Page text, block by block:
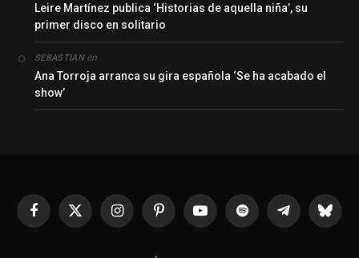
Leire Martínez publica ‘Historias de aquella niña’, su
primer disco en solitario
SEBASTIANen
Ana Torroja arranca su gira española ‘Se ha acabado el
show’
Facebook
X
InstagramPinterestYouTubeSpotify Telegrama